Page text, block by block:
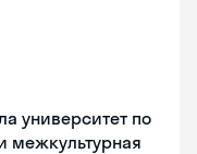
университет по
межкультурная